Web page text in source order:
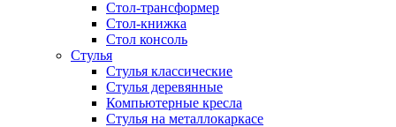
Стол-трансформер
Стол-книжка
Стол консоль
Стулья
Стулья классические
Стулья деревянные
Компьютерные кресла
Стулья на металлокаркасе